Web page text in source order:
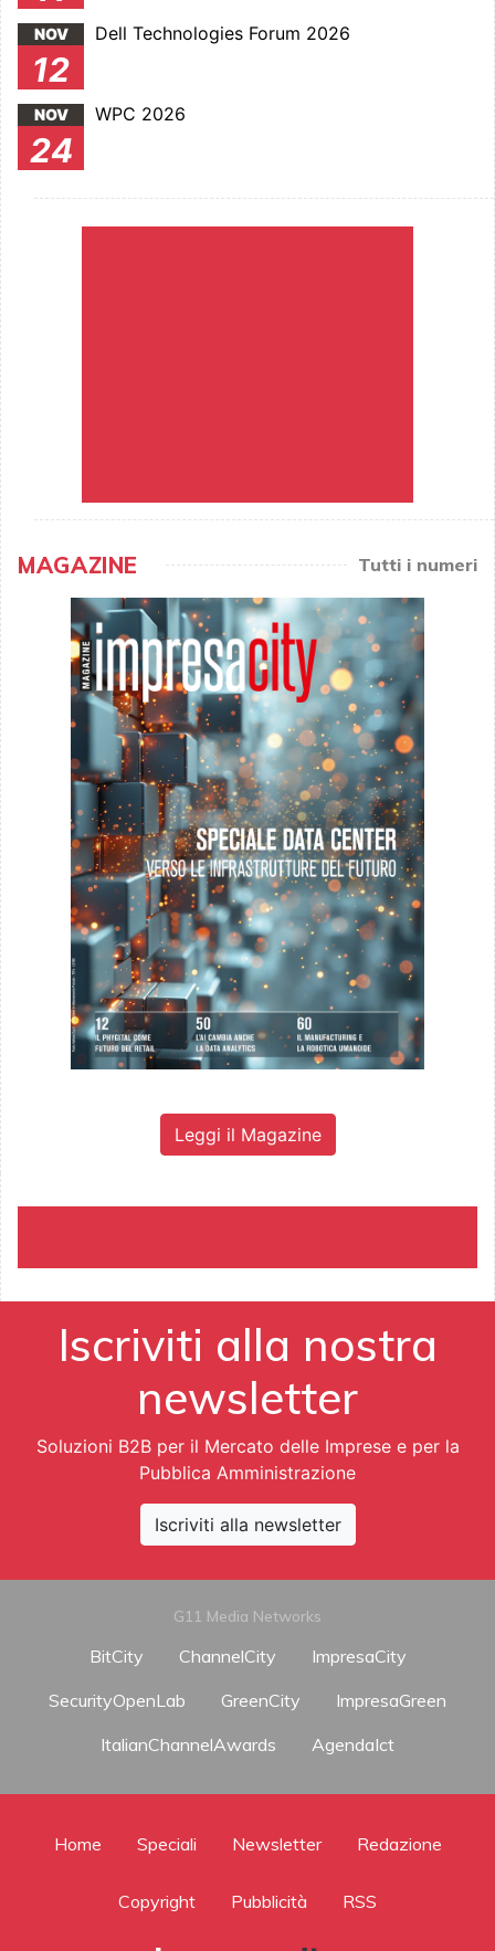
NOV
12
Dell Technologies Forum 2026
NOV
24
WPC 2026
MAGAZINE Tutti i numeri
Leggi il Magazine
Iscriviti alla nostra
newsletter
Soluzioni B2B per il Mercato delle Imprese e per la
Pubblica Amministrazione
Iscriviti alla newsletter
G11 Media Networks
BitCity ChannelCity
ImpresaCity
SecurityOpenLab
GreenCity
ImpresaGreen
ItalianChannelAwards
AgendaIct
Home Speciali Newsletter Redazione
Copyright Pubblicità RSS